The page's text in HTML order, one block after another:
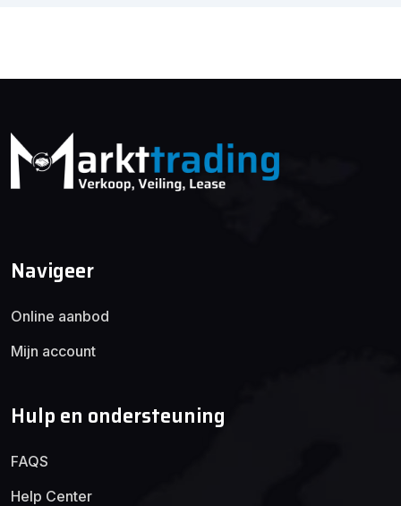
Navigeer
Online aanbod
Mijn account
Hulp en ondersteuning
FAQS
Help Center